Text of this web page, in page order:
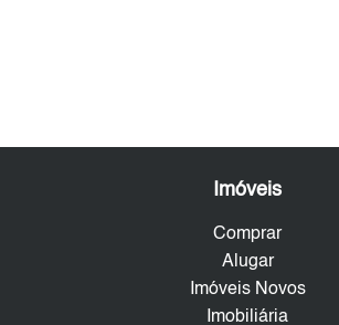
Imóveis
Comprar
Alugar
Imóveis Novos
Imobiliária